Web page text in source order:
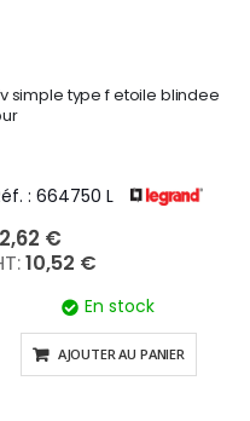
simple type f etoile blindee
: 664750 L
€
10,52 €
En stock
AJOUTER AU PANIER